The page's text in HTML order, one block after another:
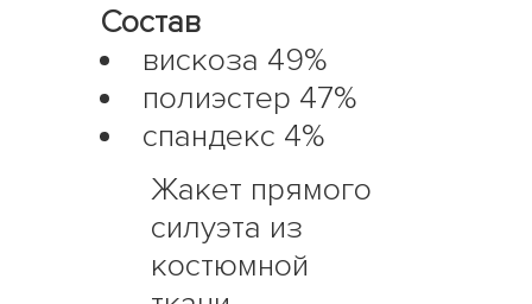
Состав
вискоза 49%
полиэстер 47%
спандекс 4%
Жакет прямого
силуэта из
костюмной